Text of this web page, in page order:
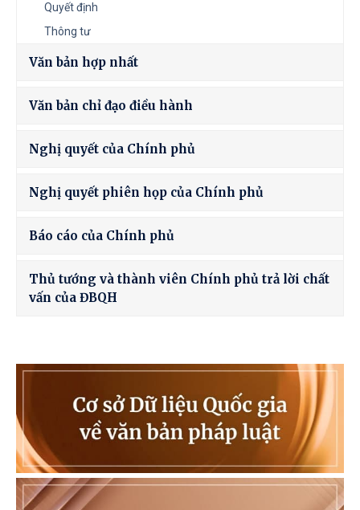
Quyết định
Thông tư
Văn bản hợp nhất
Văn bản chỉ đạo điều hành
Nghị quyết của Chính phủ
Nghị quyết phiên họp của Chính phủ
Báo cáo của Chính phủ
Thủ tướng và thành viên Chính phủ trả lời chất
vấn của ĐBQH